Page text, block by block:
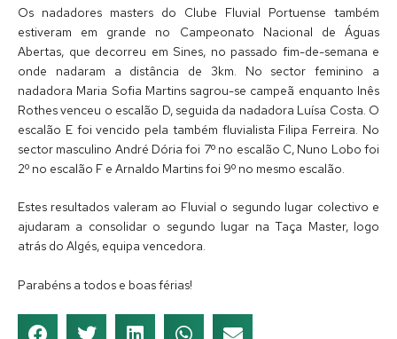
Os nadadores masters do Clube Fluvial Portuense também
estiveram em grande no Campeonato Nacional de Águas
Abertas, que decorreu em Sines, no passado fim-de-semana e
onde nadaram a distância de 3km. No sector feminino a
nadadora Maria Sofia Martins sagrou-se campeã enquanto Inês
Rothes venceu o escalão D, seguida da nadadora Luísa Costa. O
escalão E foi vencido pela também fluvialista Filipa Ferreira. No
sector masculino André Dória foi 7º no escalão C, Nuno Lobo foi
2º no escalão F e Arnaldo Martins foi 9º no mesmo escalão.
Estes resultados valeram ao Fluvial o segundo lugar colectivo e
ajudaram a consolidar o segundo lugar na Taça Master, logo
atrás do Algés, equipa vencedora.
Parabéns a todos e boas férias!